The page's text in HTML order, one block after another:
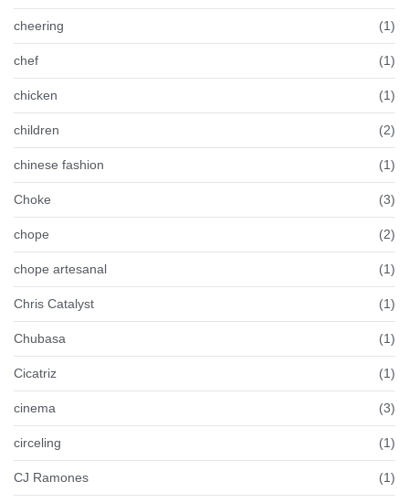
cheering (1)
chef (1)
chicken (1)
children (2)
chinese fashion (1)
Choke (3)
chope (2)
chope artesanal (1)
Chris Catalyst (1)
Chubasa (1)
Cicatriz (1)
cinema (3)
circeling (1)
CJ Ramones (1)